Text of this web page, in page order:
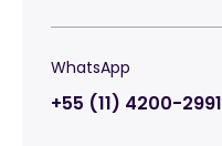
WhatsApp
+55 (11) 4200-2991